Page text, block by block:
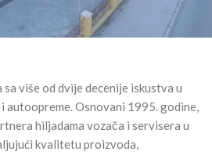
više od dvije decenije iskustva u
autoopreme. Osnovani 1995. godine,
hiljadama vozača i servisera u
kvalitetu proizvoda,